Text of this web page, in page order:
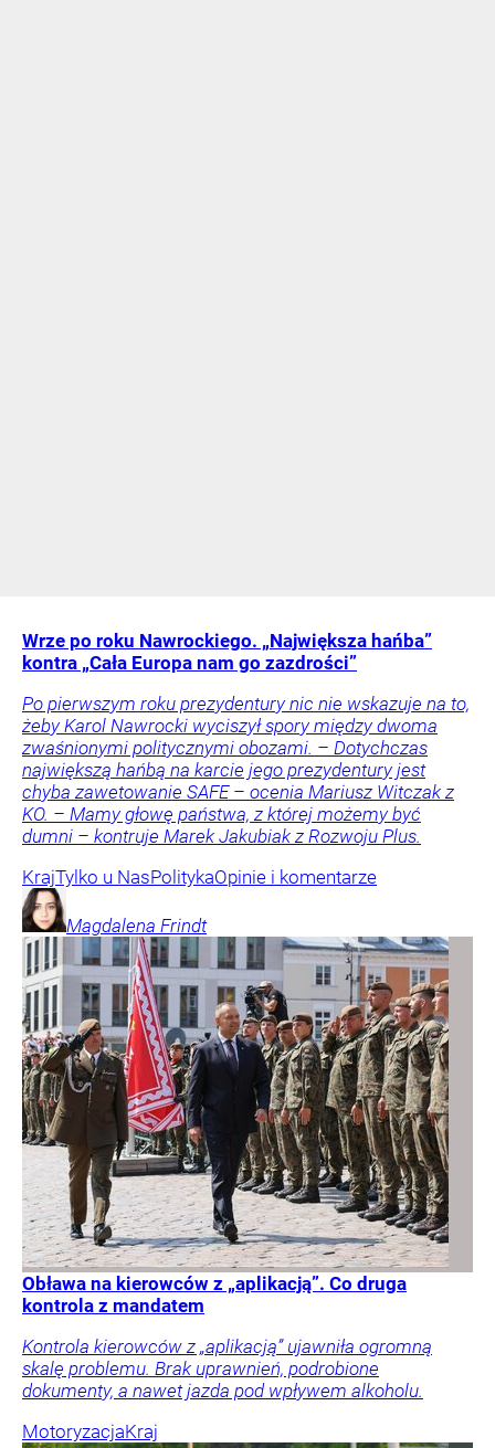
Wrze po roku Nawrockiego. „Największa hańba”
kontra „Cała Europa nam go zazdrości”
Po pierwszym roku prezydentury nic nie wskazuje na to,
żeby Karol Nawrocki wyciszył spory między dwoma
zwaśnionymi politycznymi obozami. – Dotychczas
największą hańbą na karcie jego prezydentury jest
chyba zawetowanie SAFE – ocenia Mariusz Witczak z
KO. – Mamy głowę państwa, z której możemy być
dumni – kontruje Marek Jakubiak z Rozwoju Plus.
KrajTylko u NasPolitykaOpinie i komentarze
Magdalena Frindt
Obława na kierowców z „aplikacją”. Co druga
kontrola z mandatem
Kontrola kierowców z „aplikacją” ujawniła ogromną
skalę problemu. Brak uprawnień, podrobione
dokumenty, a nawet jazda pod wpływem alkoholu.
MotoryzacjaKraj